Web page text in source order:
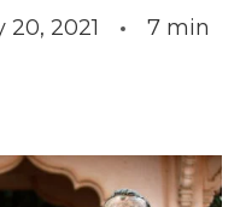
20, 2021 7 min